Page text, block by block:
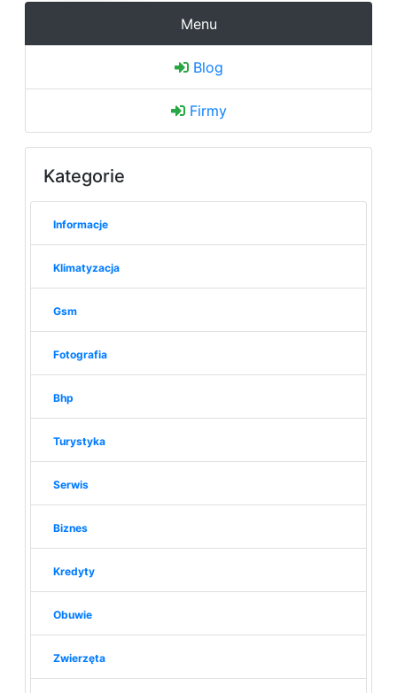
Menu
Blog
Firmy
Kategorie
Informacje
Klimatyzacja
Gsm
Fotografia
Bhp
Turystyka
Serwis
Biznes
Kredyty
Obuwie
Zwierzęta